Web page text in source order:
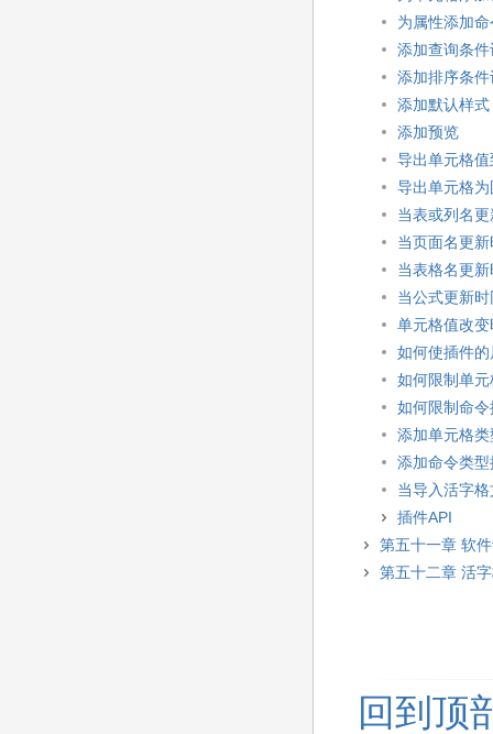
为属性添加
添加查询条件
添加排序条件
添加默认样式
添加预览
导出单元格
导出单元格为
当表或列名
当页面名更
当表格名更
当公式更新
单元格值改
如何使插件
如何限制单
如何限制命
添加单元格
添加命令类
当导入活字
插件API
第五十一章 软
第五十二章 活
回到顶